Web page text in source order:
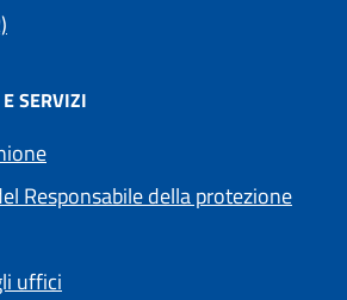
SERVIZI
Responsabile della protezione
uffici